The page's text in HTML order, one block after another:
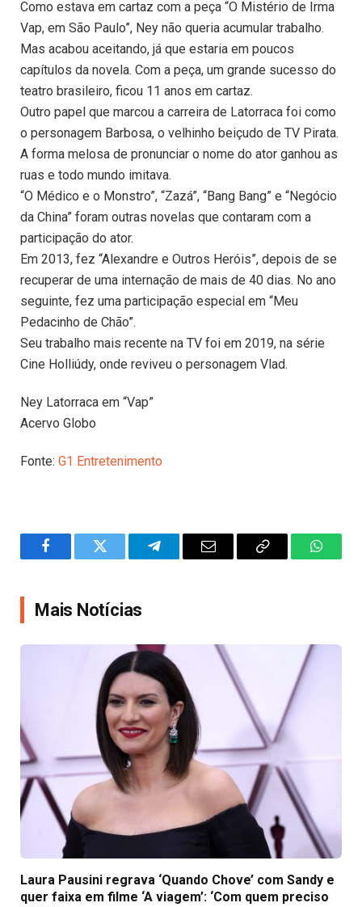
Como estava em cartaz com a peça “O Mistério de Irma
Vap, em São Paulo”, Ney não queria acumular trabalho.
Mas acabou aceitando, já que estaria em poucos
capítulos da novela. Com a peça, um grande sucesso do
teatro brasileiro, ficou 11 anos em cartaz.
Outro papel que marcou a carreira de Latorraca foi como
o personagem Barbosa, o velhinho beiçudo de TV Pirata.
A forma melosa de pronunciar o nome do ator ganhou as
ruas e todo mundo imitava.
“O Médico e o Monstro”, “Zazá”, “Bang Bang” e “Negócio
da China” foram outras novelas que contaram com a
participação do ator.
Em 2013, fez “Alexandre e Outros Heróis”, depois de se
recuperar de uma internação de mais de 40 dias. No ano
seguinte, fez uma participação especial em “Meu
Pedacinho de Chão”.
Seu trabalho mais recente na TV foi em 2019, na série
Cine Holliúdy, onde reviveu o personagem Vlad.
Ney Latorraca em “Vap”
Acervo Globo
Fonte: G1 Entretenimento
FacebookTwitter TelegramEmail
Copy
Mais Notícias
Laura Pausini regrava ‘Quando Chove’ com Sandy e
quer faixa em filme ‘A viagem’: ‘Com quem preciso